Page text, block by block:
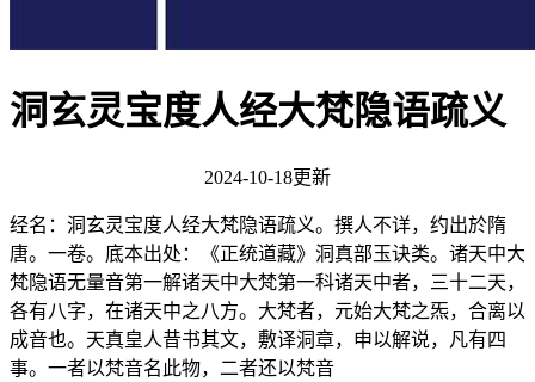
洞玄灵宝度人经大梵隐语疏义
2024-10-18更新
经名：洞玄灵宝度人经大梵隐语疏义。撰人不详，约出於隋
唐。一卷。底本出处：《正统道藏》洞真部玉诀类。诸天中大
梵隐语无量音第一解诸天中大梵第一科诸天中者，三十二天，
各有八字，在诸天中之八方。大梵者，元始大梵之炁，合离以
成音也。天真皇人昔书其文，敷译洞章，申以解说，凡有四
事。一者以梵音名此物，二者还以梵音